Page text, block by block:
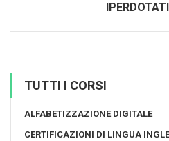
TUTTI I CORSI
ALFABETIZZAZIONE DIGITALE
CERTIFICAZIONI DI LINGUA